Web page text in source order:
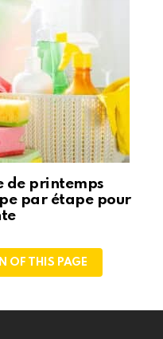
de printemps
par étape pour
OF THIS PAGE